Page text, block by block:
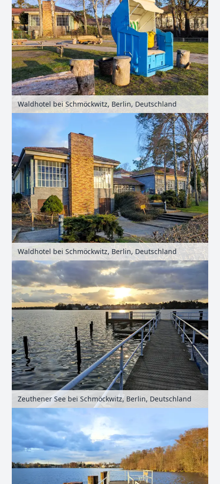
Waldhotel bei Schmöckwitz, Berlin, Deutschland
Waldhotel bei Schmöckwitz, Berlin, Deutschland
Zeuthener See bei Schmöckwitz, Berlin, Deutschland